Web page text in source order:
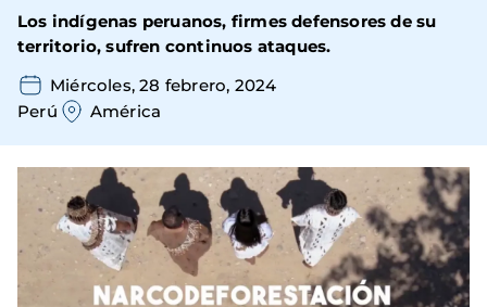
Los indígenas peruanos, firmes defensores de su
territorio, sufren continuos ataques.
Miércoles, 28 febrero, 2024
Perú
América